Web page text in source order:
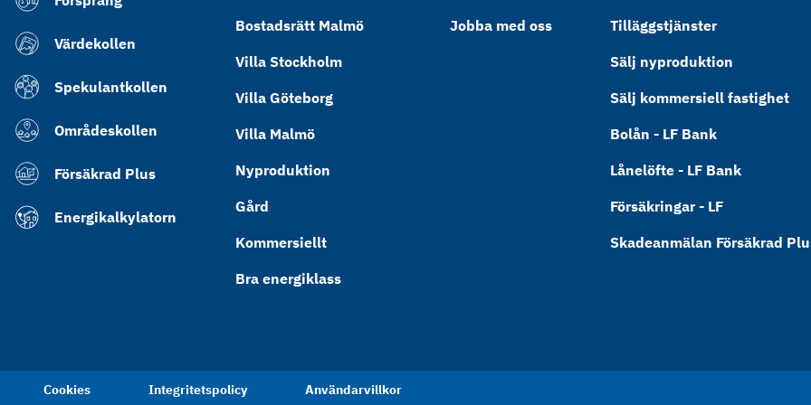
Värdekollen
Spekulantkollen
Områdeskollen
Försäkrad Plus
Energikalkylatorn
Bostadsrätt Malmö
Villa Stockholm
Villa Göteborg
Villa Malmö
Nyproduktion
Gård
Kommersiellt
Bra energiklass
Jobba med oss
Tilläggstjänster
Sälj nyproduktion
Sälj kommersiell fastighet
Bolån - LF Bank
Lånelöfte - LF Bank
Försäkringar - LF
Skadeanmälan Försäkrad
Cookies Integritetspolicy Användarvillkor